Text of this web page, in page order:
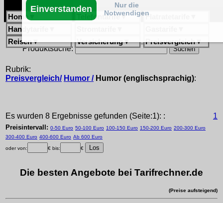
Home Telefontarife▼ Flatratetarife
Handytarife
Reisen▼ Versicherung▼ Preisvergleich▼
Produktsuche:
Rubrik:
Preisvergleich/ Humor / Humor (englischsprachig):
Es wurden 8 Ergebnisse gefunden (Seite:1): : 1
Preisintervall: 0-50 Euro 50-100 Euro 100-150 Euro 150-200 Euro 200-300 Euro
300-400 Euro 400-600 Euro Ab 600 Euro
oder von: € bis: €
Die besten Angebote bei Tarifrechner.de
(Preise aufsteigend)
Einverstanden
Nur die
Notwendigen